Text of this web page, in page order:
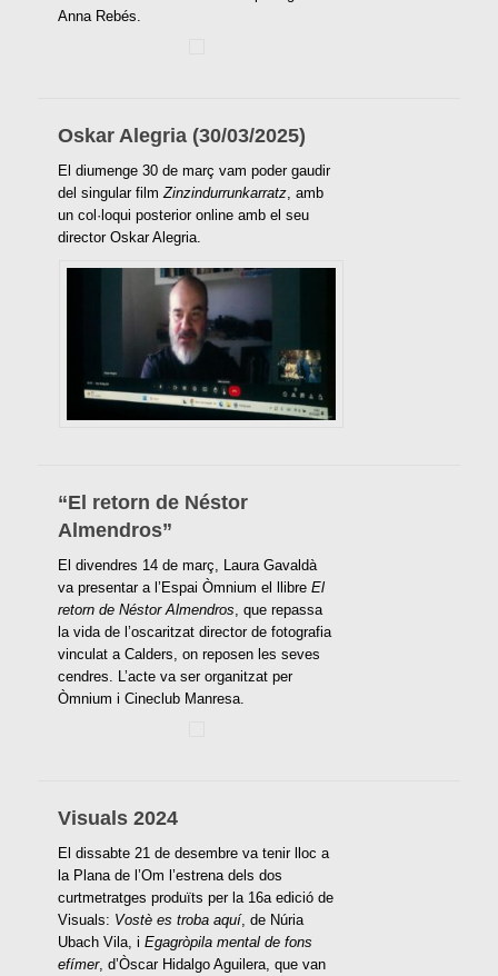
Anna Rebés.
Oskar Alegria (30/03/2025)
El diumenge 30 de març vam poder gaudir
del singular filmZinzindurrunkarratz , amb
un col·loqui posterior online amb el seu
director Oskar Alegria.
“El retorn de Néstor
Almendros”
El divendres 14 de març, Laura Gavaldà
va presentar a l’Espai Òmnium el llibreEl
retorn de Néstor Almendros , que repassa
la vida de l’oscaritzat director de fotografia
vinculat a Calders, on reposen les seves
cendres. L’acte va ser organitzat per
Òmnium i Cineclub Manresa.
Visuals 2024
El dissabte 21 de desembre va tenir lloc a
la Plana de l’Om l’estrena dels dos
curtmetratges produïts per la 16a edició de
Visuals: Vostè es troba aquí, de Núria
Ubach Vila, iEgagròpila mental de fons
efímer, d’Òscar Hidalgo Aguilera, que van